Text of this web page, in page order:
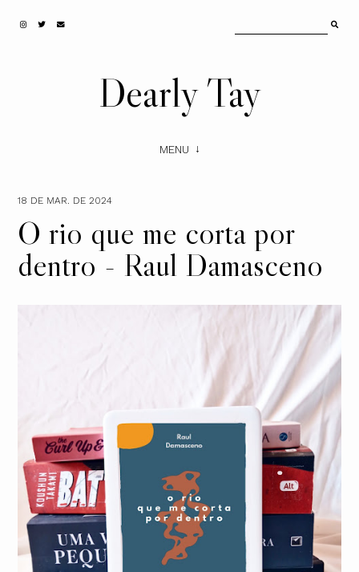
Dearly Tay
MENU
18 DE MAR. DE 2024
O rio que me corta por
dentro - Raul Damasceno